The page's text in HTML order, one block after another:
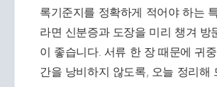
록기준지를 정확하게 적어야 하는
라면 신분증과 도장을 미리 챙겨 방
이 좋습니다. 서류 한 장 때문에 귀
간을 낭비하지 않도록, 오늘 정리해